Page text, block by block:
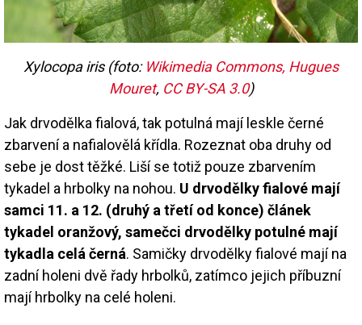
Xylocopa iris (foto: Wikimedia Commons, Hugues
Mouret, CC BY-SA 3.0)
Jak drvodělka fialová, tak potulná mají leskle černé
zbarvení a nafialovělá křídla. Rozeznat oba druhy od
sebe je dost těžké. Liší se totiž pouze zbarvením
tykadel a hrbolky na nohou. U drvodělky fialové mají
samci 11. a 12. (druhý a třetí od konce) článek
tykadel oranžový, samečci drvodělky potulné mají
tykadla celá černá. Samičky drvodělky fialové mají na
zadní holeni dvě řady hrbolků, zatímco jejich příbuzní
mají hrbolky na celé holeni.